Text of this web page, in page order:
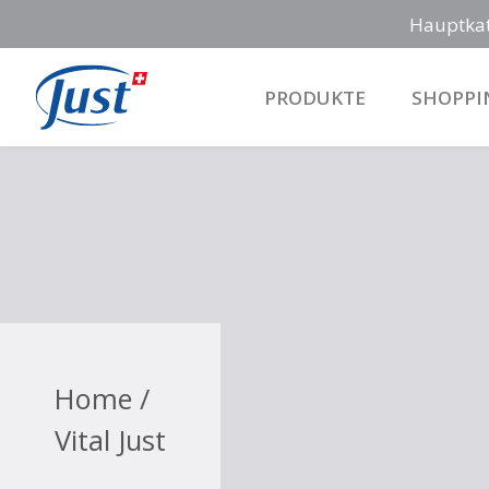
Main NavigationPRODUKTE
Home /
Vital Just